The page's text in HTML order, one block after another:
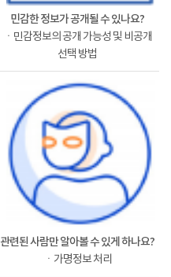
민감한 정보가 공개될 수 있나요?
ㆍ민감정보의 공개 가능성 및 비공개
선택 방법
관련된 사람만 알아볼 수 있게 하나요?
ㆍ가명정보 처리